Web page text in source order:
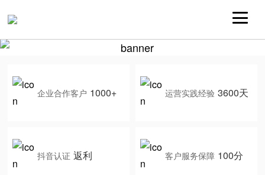
企业合作客户 1000+ 运营实践经验 3600天
抖音认证 返利 客户服务保障 100分